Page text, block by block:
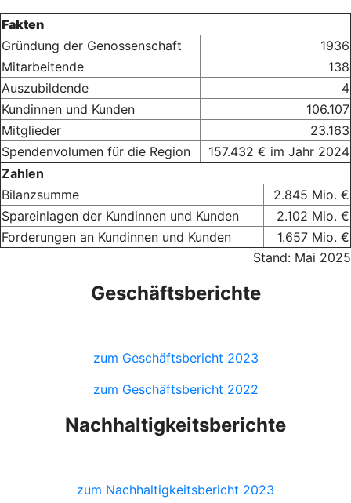
Fakten
Gründung der Genossenschaft
1936
Mitarbeitende
138
Auszubildende
4
Kundinnen und Kunden
106.107
Mitglieder
23.163
Spendenvolumen für die Region
157.432 € im Jahr 2024
Zahlen
Bilanzsumme
2.845 Mio. €
Spareinlagen der Kundinnen und Kunden
2.102 Mio. €
Forderungen an Kundinnen und Kunden
1.657 Mio. €
Stand: Mai 2025
Geschäftsberichte
zum Geschäftsbericht 2023
zum Geschäftsbericht 2022
Nachhaltigkeitsberichte
zum Nachhaltigkeitsbericht 2023